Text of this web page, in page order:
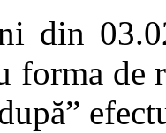
din
forma